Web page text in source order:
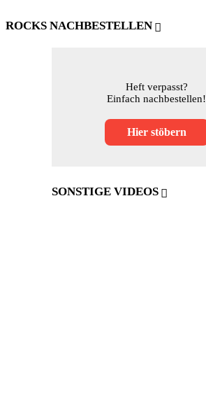
ROCKS NACHBESTELLEN
Heft verpasst?
Einfach nachbestellen!
Hier stöbern
SONSTIGE VIDEOS